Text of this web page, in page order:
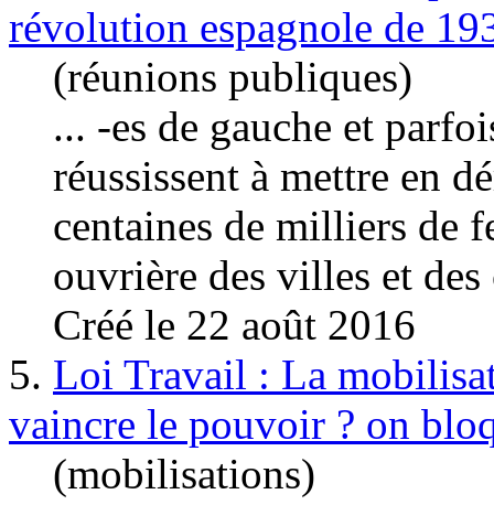
révolution espagnole de
(réunions publiques)
... -es de gauche et
réussissent à mettre en
centaines de milliers de
ouvrière des villes et des
Créé le 22 août 2016
5. Loi Travail : La
vaincre le pouvoir ? on
(mobilisations)